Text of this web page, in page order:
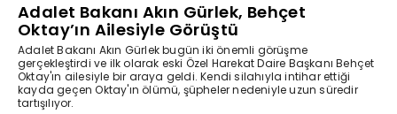
Adalet Bakanı Akın Gürlek, Behçet
Oktay’ın Ailesiyle Görüştü
Adalet Bakanı Akın Gürlek bugün iki önemli görüşme
gerçekleştirdi ve ilk olarak eski Özel Harekat Daire Başkanı Behçet
Oktay'ın ailesiyle bir araya geldi. Kendi silahıyla intihar ettiği
kayda geçen Oktay'ın ölümü, şüpheler nedeniyle uzun süredir
tartışılıyor.